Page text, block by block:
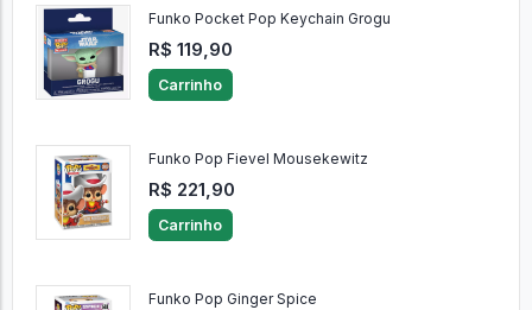
Funko Pocket Pop Keychain Grogu
R$ 119,90
Carrinho
Funko Pop Fievel Mousekewitz
R$ 221,90
Carrinho
Funko Pop Ginger Spice